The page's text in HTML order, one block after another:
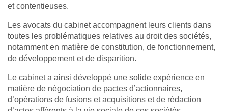
et contentieuses.
Les avocats du cabinet accompagnent leurs clients dans
toutes les problématiques relatives au droit des sociétés,
notamment en matière de constitution, de fonctionnement,
de développement et de disparition.
Le cabinet a ainsi développé une solide expérience en
matière de négociation de pactes d’actionnaires,
d’opérations de fusions et acquisitions et de rédaction